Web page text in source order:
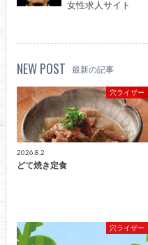
女性求人サイト
NEW POST 最新の記事
穴ライザー
2026.8.2
どて焼き定食
穴ライザー